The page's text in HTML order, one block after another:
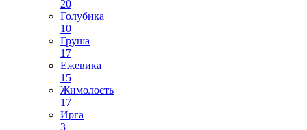
20
Голубика
10
Груша
17
Ежевика
15
Жимолость
17
Ирга
3